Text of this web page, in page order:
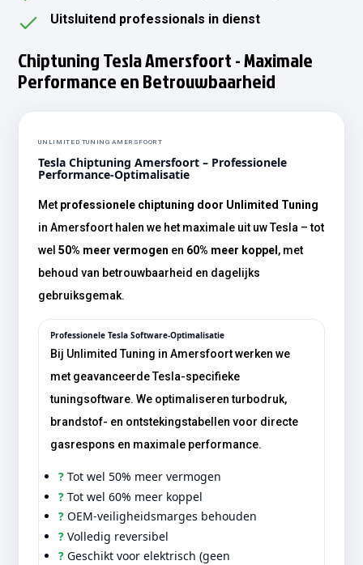
Uitsluitend professionals in dienst
Chiptuning Tesla Amersfoort - Maximale
Performance en Betrouwbaarheid
UNLIMITED TUNING AMERSFOORT
Tesla Chiptuning Amersfoort – Professionele
Performance-Optimalisatie
Met professionele chiptuning door Unlimited Tuning
in Amersfoort halen we het maximale uit uw Tesla – tot
wel50% meer vermogen en 60% meer koppel , met
behoud van betrouwbaarheid en dagelijks
gebruiksgemak.
Professionele Tesla Software-Optimalisatie
Bij Unlimited Tuning in Amersfoort werken we
met geavanceerde Tesla-specifieke
tuningsoftware. We optimaliseren turbodruk,
brandstof- en ontstekingstabellen voor directe
gasrespons en maximale performance.
? Tot wel 50% meer vermogen
? Tot wel 60% meer koppel
? OEM-veiligheidsmarges behouden
? Volledig reversibel
? Geschikt voor elektrisch (geen